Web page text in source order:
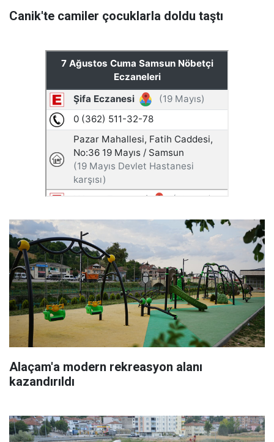
Canik'te camiler çocuklarla doldu taştı
Alaçam'a modern rekreasyon alanı
kazandırıldı